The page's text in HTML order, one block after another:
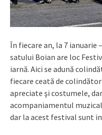
În fiecare an, la 7 ianuarie
satului Boian are loc
iarnă. Aici se adună
fiecare ceată de
apreciate şi costumele,
acompaniamentul
dar la acest festival sunt